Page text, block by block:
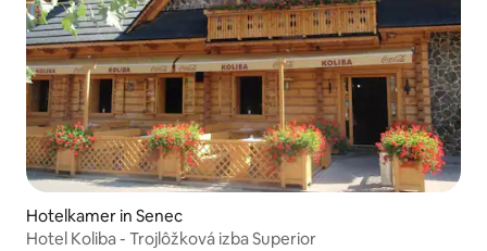
Hotelkamer in Senec
Hotel Koliba - Trojlôžková izba Superior